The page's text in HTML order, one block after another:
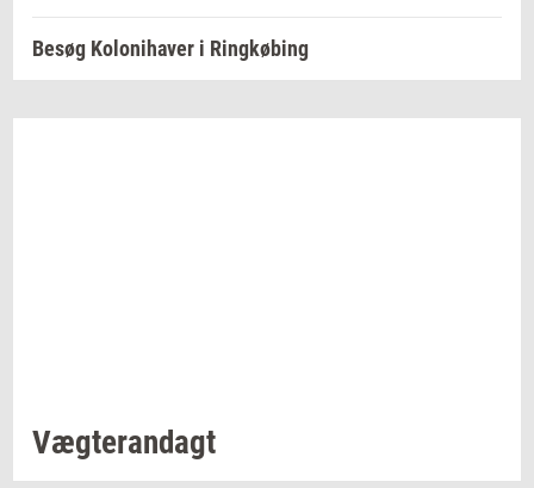
Besøg Kolonihaver i Ringkøbing
Væg­te­ran­dagt